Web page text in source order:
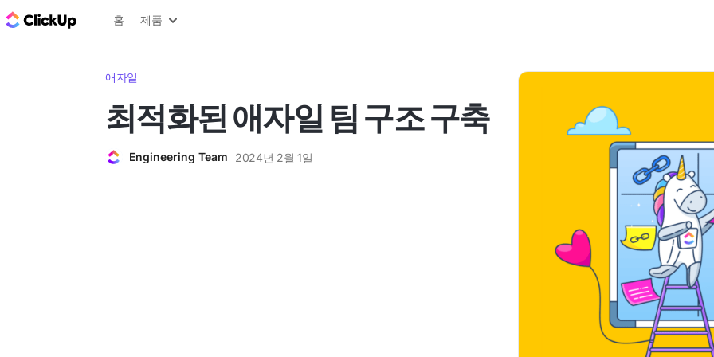
ClickUp 블로그
홈 제품
애자일
최적화된 애자일 팀 구조 구축
Engineering Team 2024년 2월 1일